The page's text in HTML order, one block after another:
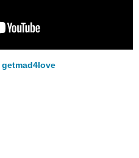
getmad4love